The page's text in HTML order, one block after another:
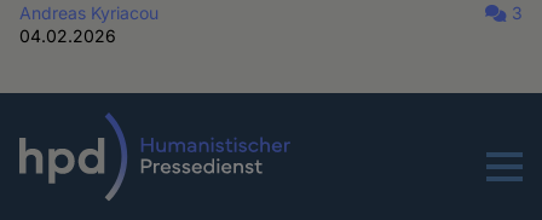
Andreas Kyriacou
04.02.2026
3
Menu